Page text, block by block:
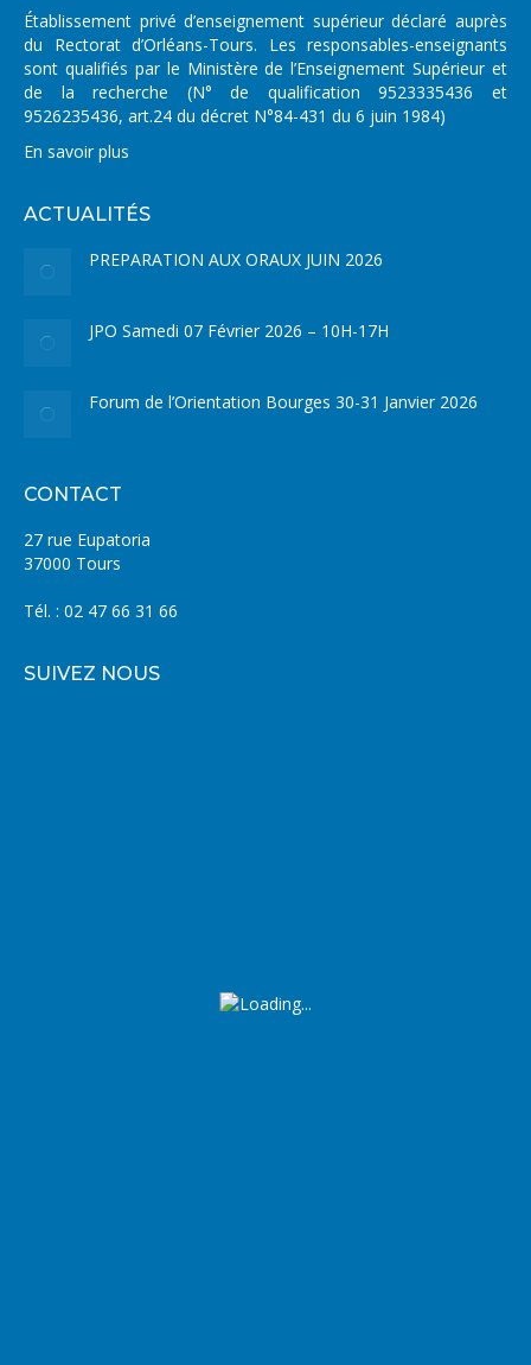
Établissement privé d’enseignement supérieur déclaré auprès
du Rectorat d’Orléans-Tours. Les responsables-enseignants
sont qualifiés par le Ministère de l’Enseignement Supérieur et
de la recherche (N° de qualification 9523335436 et
9526235436, art.24 du décret N°84-431 du 6 juin 1984)
En savoir plus
ACTUALITÉS
PREPARATION AUX ORAUX JUIN 2026
JPO Samedi 07 Février 2026 – 10H-17H
Forum de l’Orientation Bourges 30-31 Janvier 2026
CONTACT
27 rue Eupatoria
37000 Tours
Tél. : 02 47 66 31 66
SUIVEZ NOUS